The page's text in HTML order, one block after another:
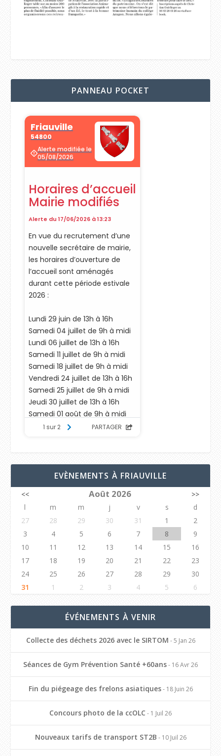
PANNEAU POCKET
EVÈNEMENTS À FRIAUVILLE
<< Août 2026
>>
l
m m j v s
d
27
28 29 30 31 1
2
3
4 5 6 7 8
9
10
11 12 13 14 15
16
17
18 19 20 21 22
23
24
25 26 27 28 29
30
31
1 2 3 4 5 6
ÉVÉNEMENTS À VENIR
Collecte des déchets 2026 avec le SIRTOM - 5 Jan 26
Séances de Gym Prévention Santé +60ans- 16 Avr 26
Fin du piégeage des frelons asiatiques- 18 Juin 26
Concours photo de la ccOLC - 1 Juil 26
Nouveaux tarifs de transport ST2B - 10 Juil 26